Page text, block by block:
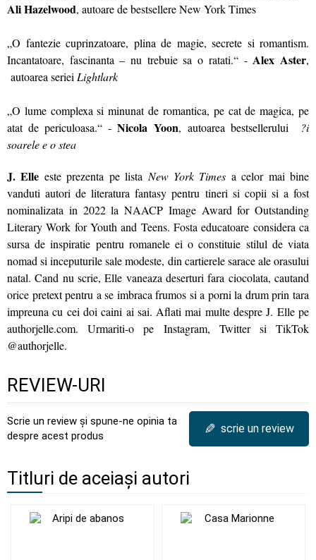
Ali Hazelwood, autoare de bestsellere New York Times
„O fantezie cuprinzatoare, plina de magie, secrete si romantism.
Incantatoare, fascinanta – nu trebuie sa o ratati.“ - Alex Aster,
autoarea seriei Lightlark
„O lume complexa si minunat de romantica, pe cat de magica, pe
atat de periculoasa.“ -Nicola Yoon, autoarea bestsellerului ?i
soarele e o stea
J. Elle este prezenta pe lista New York Times a celor mai bine
vanduti autori de literatura fantasy pentru tineri si copii si a fost
nominalizata in 2022 la NAACP Image Award for Outstanding
Literary Work for Youth and Teens. Fosta educatoare considera ca
sursa de inspiratie pentru romanele ei o constituie stilul de viata
nomad si inceputurile sale modeste, din cartierele sarace ale orasului
natal. Cand nu scrie, Elle vaneaza deserturi fara ciocolata, cautand
orice pretext pentru a se imbraca frumos si a porni la drum prin tara
impreuna cu cei doi caini ai sai. Aflati mai multe despre J. Elle pe
authorjelle.com. Urmariti-o pe Instagram, Twitter si TikTok
@authorjelle.
REVIEW-URI
Scrie un review și spune-ne opinia ta
despre acest produs
✎ scrie un review
Titluri de aceiași autori